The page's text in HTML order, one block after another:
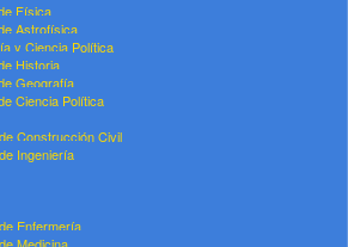
Física
Astrofísica
y Ciencia Política
Historia
Geografía
Ciencia Política
Construcción Civil
Ingeniería
Enfermería